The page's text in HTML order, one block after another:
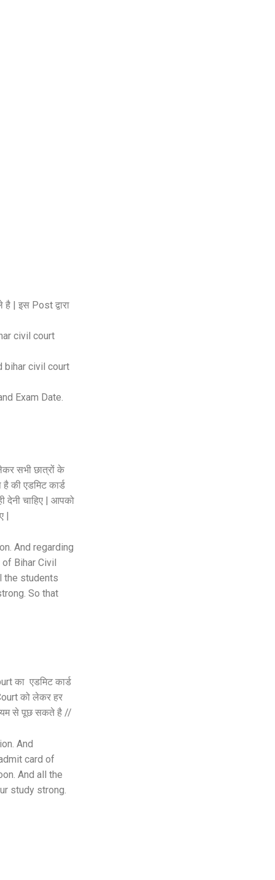
| इस Post द्वारा
civil court
bihar civil court
Exam Date.
सभी छात्रों के
की एडमिट कार्ड
देनी चाहिए | आपको
And regarding
Bihar Civil
the students
So that
का एडमिट कार्ड
को लेकर हर
से पूछ सकते है //
And
card of
And all the
study strong.